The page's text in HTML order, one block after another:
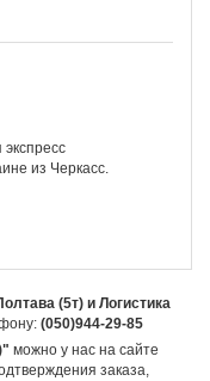
из Черкасс.
(5т) и Логистика
(050)944-29-85
можно у нас на сайте
заказа,